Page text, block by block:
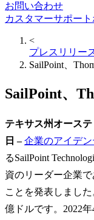
お問い合わせ
カスタマーサポー
<
プレスリリー
SailPoint、
SailPoint、
テキサス州オース
日 – 企業のアイデ
るSailPoint
資のリーダー企業
ことを発表しまし
億ドルです。2022